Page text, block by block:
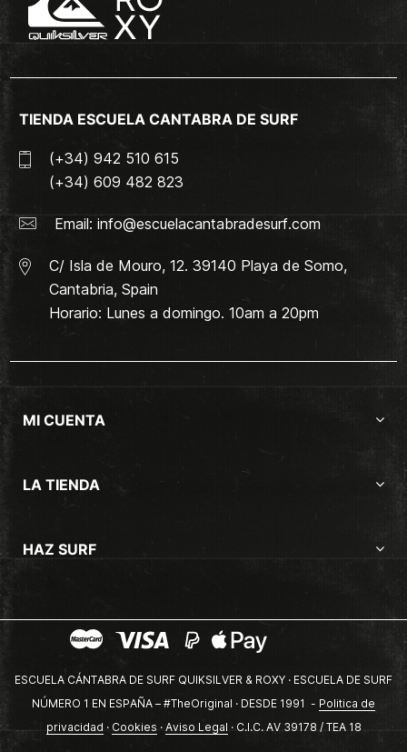
TIENDA ESCUELA CANTABRA DE SURF
(+34) 942 510 615
(+34) 609 482 823
Email: info@escuelacantabradesurf.com
C/ Isla de Mouro, 12. 39140 Playa de Somo,
Cantabria, Spain
Horario: Lunes a domingo. 10am a 20pm
MI CUENTA
LA TIENDA
HAZ SURF
ESCUELA CÁNTABRA DE SURF QUIKSILVER & ROXY · ESCUELA DE SURF
NÚMERO 1 EN ESPAÑA – #TheOriginal · DESDE 1991 - Politica de
privacidad · Cookies · Aviso Legal · C.I.C. AV 39178 / TEA 18